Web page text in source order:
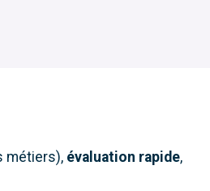
métiers), évaluation rapide,